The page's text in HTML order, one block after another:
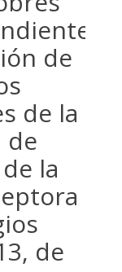
de
de la
de
la
de